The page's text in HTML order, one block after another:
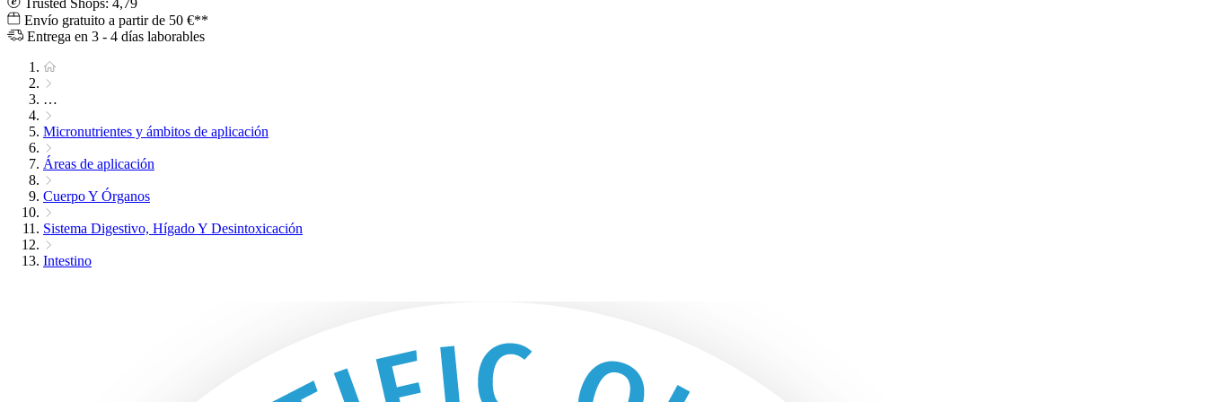
Trusted Shops: 4,79
Envío gratuito a partir de 50 €**
Entrega en 3 - 4 días laborables
…
Micronutrientes y ámbitos de aplicación
Áreas de aplicación
Cuerpo Y Órganos
Sistema Digestivo, Hígado Y Desintoxicación
Intestino